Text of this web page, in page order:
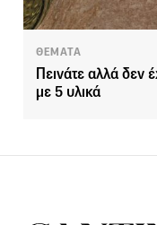
ΘΕΜΑΤΑ
Πεινάτε αλλά δεν
με 5 υλικά